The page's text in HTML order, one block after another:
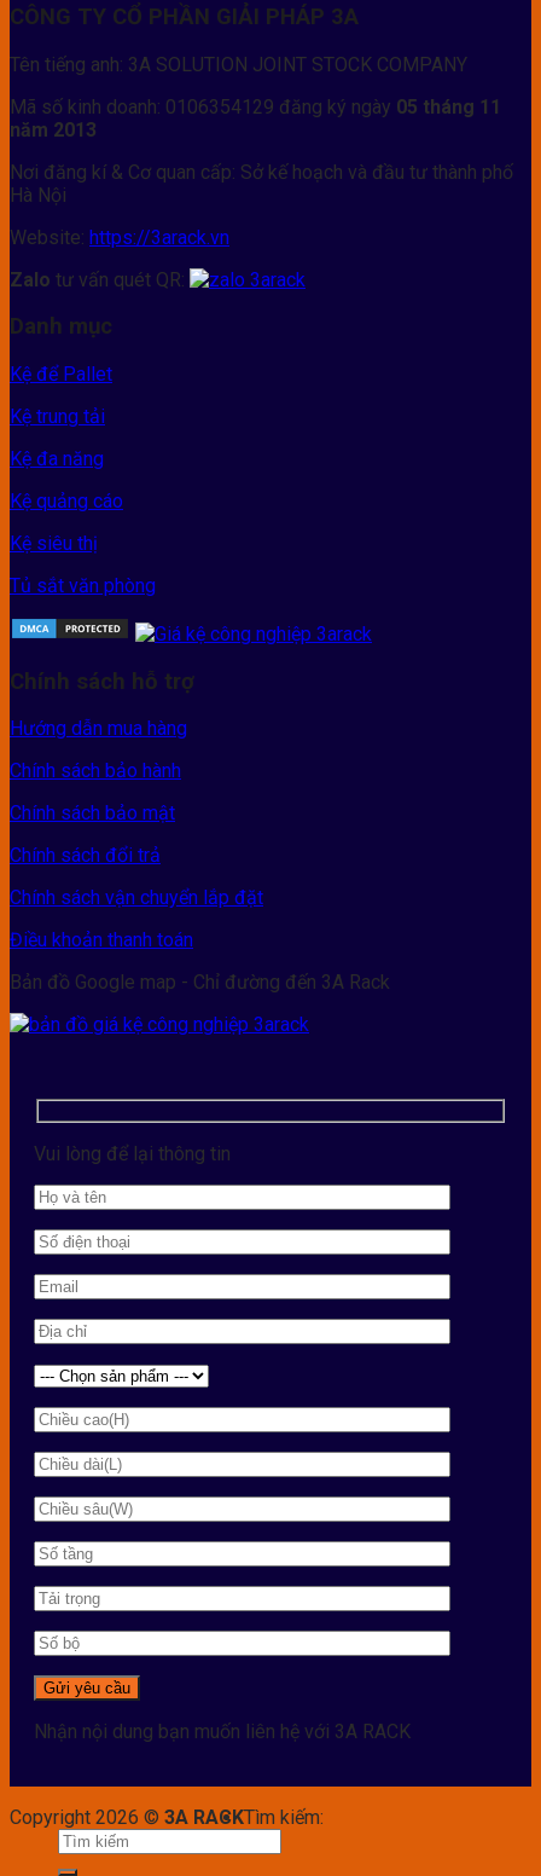
CÔNG TY CỔ PHẦN GIẢI PHÁP 3A
Tên tiếng anh: 3A SOLUTION JOINT STOCK COMPANY
Mã số kinh doanh: 0106354129 đăng ký ngày 05 tháng 11
năm 2013
Nơi đăng kí & Cơ quan cấp: Sở kế hoạch và đầu tư thành phố
Hà Nội
Website: https://3arack.vn
Zalo tư vấn quét QR:
Danh mục
Kệ để Pallet
Kệ trung tải
Kệ đa năng
Kệ quảng cáo
Kệ siêu thị
Tủ sắt văn phòng
Chính sách hỗ trợ
Hướng dẫn mua hàng
Chính sách bảo hành
Chính sách bảo mật
Chính sách đổi trả
Chính sách vận chuyển lắp đặt
Điều khoản thanh toán
Bản đồ Google map - Chỉ đường đến 3A Rack
Vui lòng để lại thông tin
Nhận nội dung bạn muốn liên hệ với 3A RACK
Copyright 2026 © 3A RACKTìm kiếm: